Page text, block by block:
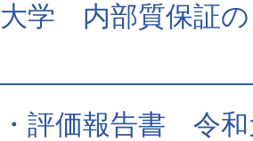
学 内部質保証
評価報告書 令和